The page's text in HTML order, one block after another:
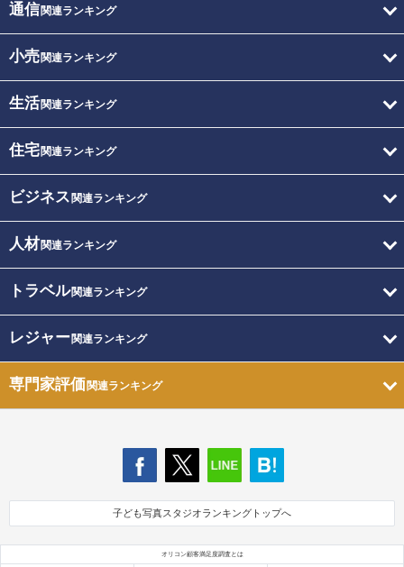
通信関連ランキング
小売関連ランキング
生活関連ランキング
住宅関連ランキング
ビジネス 関連ランキング
人材関連ランキング
トラベル関連ランキング
レジャー関連ランキング
専門家評価関連ランキング
子ども写真スタジオランキングトップへ
オリコン顧客満足度調査とは